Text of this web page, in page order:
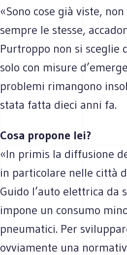
«Sono cose già viste,
sempre le stesse,
Purtroppo non si
solo con misure
problemi rimangono
stata fatta dieci anni fa.
Cosa propone lei?
«In primis la diffusione
in particolare nelle città
Guido l’auto elettrica da
impone un consumo
pneumatici. Per
ovviamente una